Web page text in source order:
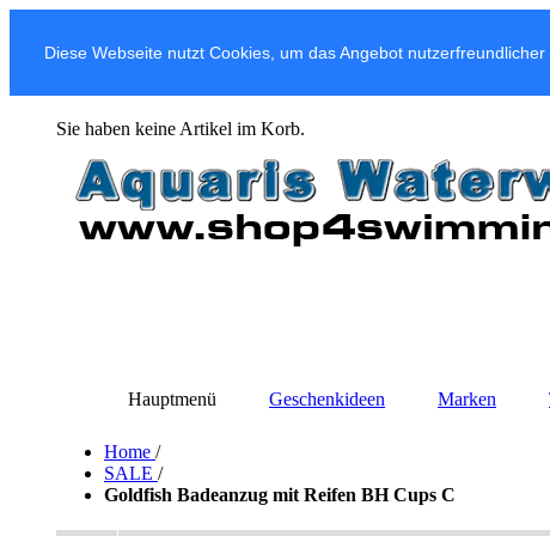
Diese Webseite nutzt Cookies, um das Angebot
Sie haben keine Artikel im Korb.
Hauptmenü Geschenkideen Marken
Home /
SALE /
Goldfish Badeanzug mit Reifen BH Cups C